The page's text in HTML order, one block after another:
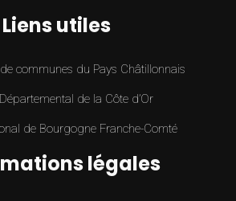
Liens utiles
communes du Pays Châtillonnais
de la Côte d’Or
de Bourgogne Franche-Comté
légales